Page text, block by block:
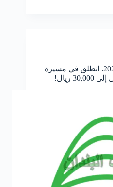
وظائف شركة أمنتوم قطر 2025: انطلق في مسيرة
ريال!